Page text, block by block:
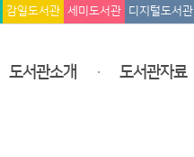
감일도서관 세미도서관 디지털도서관
도서관소개 도서관자료